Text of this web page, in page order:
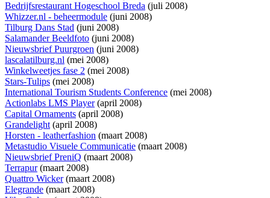
Bedrijfsrestaurant Hogeschool Breda (juli 2008)
Whizzer.nl - beheermodule (juni 2008)
Tilburg Dans Stad (juni 2008)
Salamander Beeldfoto (juni 2008)
Nieuwsbrief Puurgroen (juni 2008)
lascalatilburg.nl (mei 2008)
Winkelweetjes fase 2 (mei 2008)
Stars-Tulips (mei 2008)
International Tourism Students Conference (mei 2008)
Actionlabs LMS Player(april 2008)
Capital Ornaments (april 2008)
Grandelight(april 2008)
Horsten - leatherfashion (maart 2008)
Metastudio Visuele Communicatie (maart 2008)
Nieuwsbrief PreniQ (maart 2008)
Terrapur(maart 2008)
Quattro Wicker(maart 2008)
Elegrande (maart 2008)